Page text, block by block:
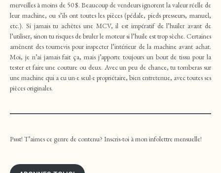
merveilles à moins de 50 $. Beaucoup de vendeurs ignorent la valeur réelle de
leur machine, ou s’ils ont toutes les pièces (pédale, pieds presseurs, manuel,
etc.). Si jamais tu achètes une MCV, il est impératif de l’huiler avant de
l’utiliser, sinon tu risques de bruler le moteur si l’huile est trop sèche. Certaines
amènent des tournevis pour inspecter l’intérieur de la machine avant achat.
Moi, je n’ai jamais fait ça, mais j’apporte toujours un bout de tissu pour la
tester et faire une couture ou deux. Avec un peu de chance, tu tomberas sur
une machine qui a eu un·e seul·e propriétaire, bien entretenue, avec toutes ses
pièces originales.
Pssst! T’aimes ce genre de contenu? Inscris-toi à mon infolettre mensuelle!